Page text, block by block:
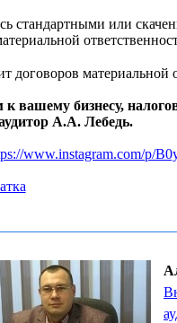
стандартными или
договоров материальной
вашему бизнесу,
А.А. Лебедь.
www.instagram.com/p/